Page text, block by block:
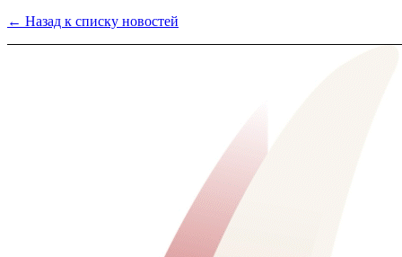
← Назад к списку новостей